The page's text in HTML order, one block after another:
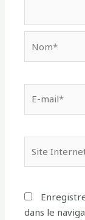
dans le